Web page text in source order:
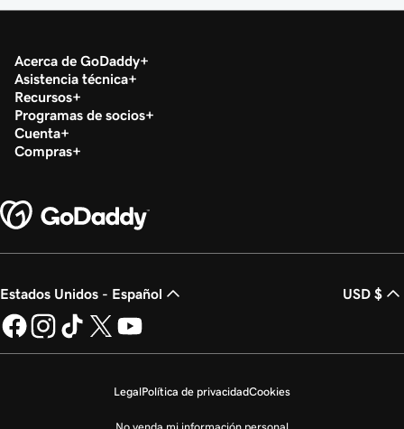
Acerca de GoDaddy
Asistencia técnica
Recursos
Programas de socios
Cuenta
Compras
Estados Unidos - Español USD $
LegalPolítica de privacidadCookies